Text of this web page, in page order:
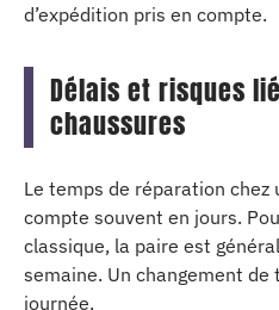
d’expédition pris en compte.
Délais et risques
chaussures
Le temps de réparation chez
compte souvent en jours.
classique, la paire est
semaine. Un changement
journée.